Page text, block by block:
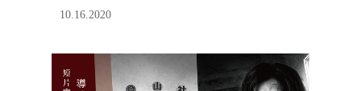
10.16.2020